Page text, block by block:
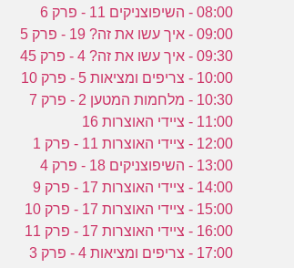
08:00 - השיפוצניקים 11 - פרק 6
09:00 - איך עשו את זה? 19 - פרק 5
09:30 - איך עשו את זה? 4 - פרק 45
10:00 - צריפים ומציאות 5 - פרק 10
10:30 - מלחמות המטען 2 - פרק 7
11:00 - ציידי האוצרות 16
12:00 - ציידי האוצרות 11 - פרק 1
13:00 - השיפוצניקים 18 - פרק 4
14:00 - ציידי האוצרות 17 - פרק 9
15:00 - ציידי האוצרות 17 - פרק 10
16:00 - ציידי האוצרות 17 - פרק 11
17:00 - צריפים ומציאות 4 - פרק 3